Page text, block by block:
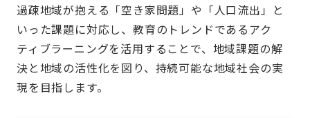
過疎地域が抱える「空き家問題」や「人口流出」と
いった課題に対応し、教育のトレンドであるアク
ティブラーニングを活用することで、地域課題の解
決と地域の活性化を図り、持続可能な地域社会の実
現を目指します。